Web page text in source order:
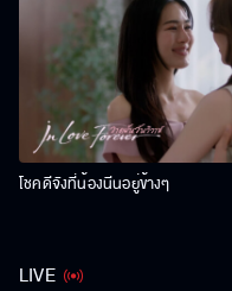
โชคดีจังที่น้องนีนอยู่ข้างๆ
LIVE